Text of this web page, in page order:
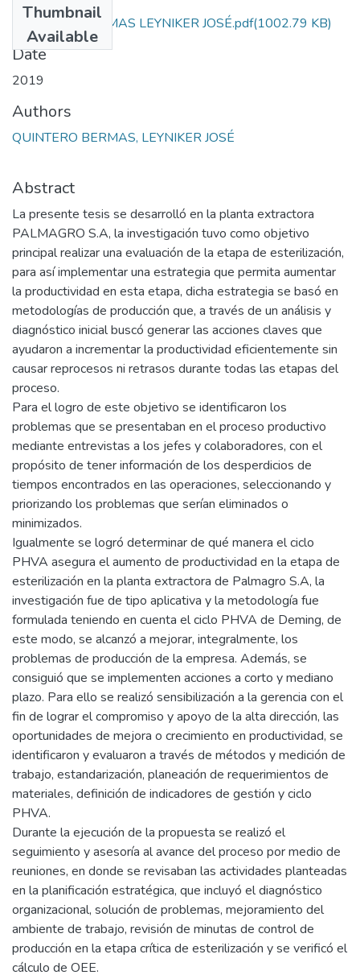
Thumbnail
Available
QUINTERO BERMAS LEYNIKER JOSÉ.pdf(1002.79 KB)
Date
2019
Authors
QUINTERO BERMAS, LEYNIKER JOSÉ
Abstract
La presente tesis se desarrolló en la planta extractora
PALMAGRO S.A, la investigación tuvo como objetivo
principal realizar una evaluación de la etapa de esterilización,
para así implementar una estrategia que permita aumentar
la productividad en esta etapa, dicha estrategia se basó en
metodologías de producción que, a través de un análisis y
diagnóstico inicial buscó generar las acciones claves que
ayudaron a incrementar la productividad eficientemente sin
causar reprocesos ni retrasos durante todas las etapas del
proceso.
Para el logro de este objetivo se identificaron los
problemas que se presentaban en el proceso productivo
mediante entrevistas a los jefes y colaboradores, con el
propósito de tener información de los desperdicios de
tiempos encontrados en las operaciones, seleccionando y
priorizando los problemas que serían eliminados o
minimizados.
Igualmente se logró determinar de qué manera el ciclo
PHVA asegura el aumento de productividad en la etapa de
esterilización en la planta extractora de Palmagro S.A, la
investigación fue de tipo aplicativa y la metodología fue
formulada teniendo en cuenta el ciclo PHVA de Deming, de
este modo, se alcanzó a mejorar, integralmente, los
problemas de producción de la empresa. Además, se
consiguió que se implementen acciones a corto y mediano
plazo. Para ello se realizó sensibilización a la gerencia con el
fin de lograr el compromiso y apoyo de la alta dirección, las
oportunidades de mejora o crecimiento en productividad, se
identificaron y evaluaron a través de métodos y medición de
trabajo, estandarización, planeación de requerimientos de
materiales, definición de indicadores de gestión y ciclo
PHVA.
Durante la ejecución de la propuesta se realizó el
seguimiento y asesoría al avance del proceso por medio de
reuniones, en donde se revisaban las actividades planteadas
en la planificación estratégica, que incluyó el diagnóstico
organizacional, solución de problemas, mejoramiento del
ambiente de trabajo, revisión de minutas de control de
producción en la etapa crítica de esterilización y se verificó el
cálculo de OEE.